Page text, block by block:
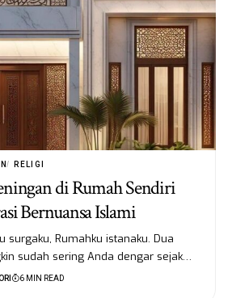
RELIGI
di Rumah Sendiri
Bernuansa Islami
surgaku, Rumahku istanaku. Dua
sudah sering Anda dengar sejak…
6 MIN READ